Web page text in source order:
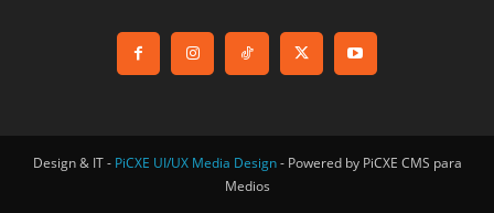
Design & IT - PiCXE UI/UX Media Design- Powered by PiCXE CMS para
Medios